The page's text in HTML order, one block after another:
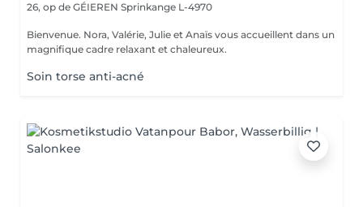
26, op de GÉIEREN Sprinkange L-4970
Bienvenue. Nora, Valérie, Julie et Anaïs vous accueillent dans un
magnifique cadre relaxant et chaleureux.
Soin torse anti-acné